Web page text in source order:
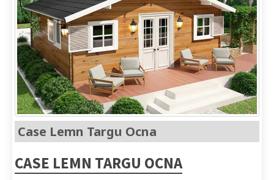
Case Lemn Targu Ocna
CASE LEMN TARGU OCNA